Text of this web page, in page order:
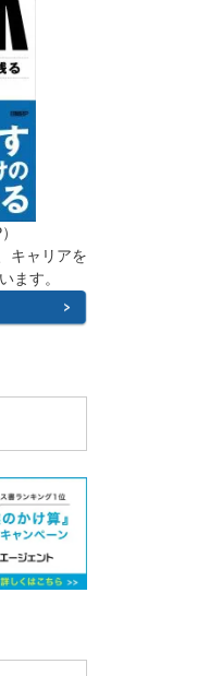
キャリアを
ます。